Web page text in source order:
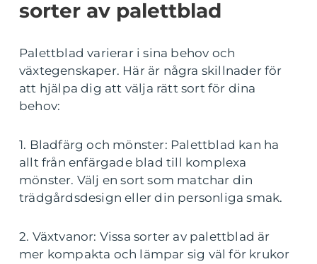
sorter av palettblad
Palettblad varierar i sina behov och
växtegenskaper. Här är några skillnader för
att hjälpa dig att välja rätt sort för dina
behov:
1. Bladfärg och mönster: Palettblad kan ha
allt från enfärgade blad till komplexa
mönster. Välj en sort som matchar din
trädgårdsdesign eller din personliga smak.
2. Växtvanor: Vissa sorter av palettblad är
mer kompakta och lämpar sig väl för krukor